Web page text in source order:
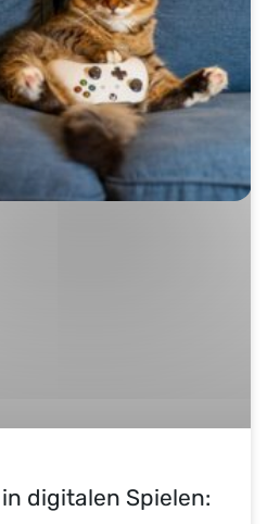
digitalen Spielen: